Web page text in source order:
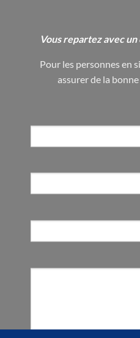
Vous repartez avec
Pour les personnes en
assurer de la